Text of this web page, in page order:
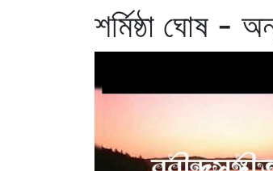
শর্মিষ্ঠা ঘোষ -